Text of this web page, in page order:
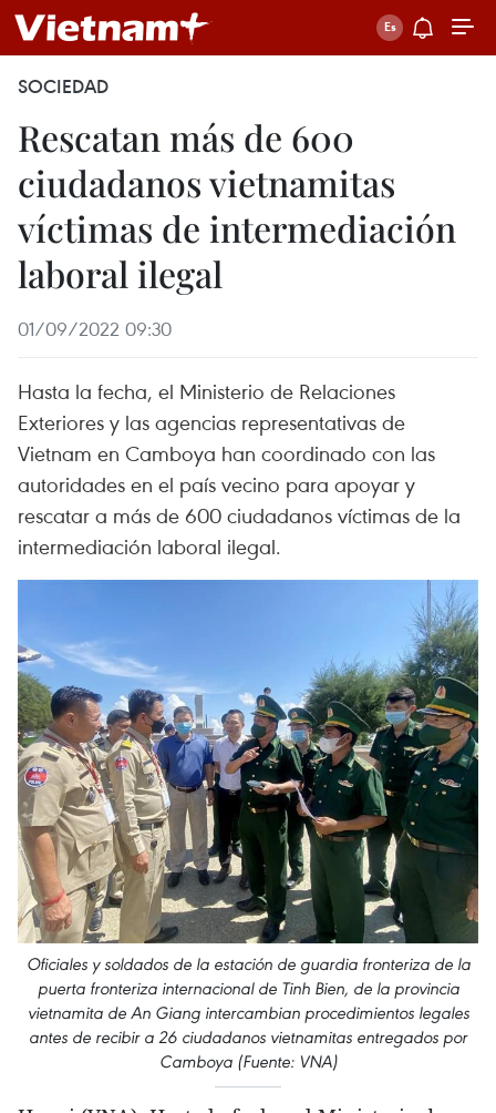
SOCIEDAD
Rescatan más de 600
ciudadanos vietnamitas
víctimas de intermediación
laboral ilegal
01/09/2022 09:30
Hasta la fecha, el Ministerio de Relaciones
Exteriores y las agencias representativas de
Vietnam en Camboya han coordinado con las
autoridades en el país vecino para apoyar y
rescatar a más de 600 ciudadanos víctimas de la
intermediación laboral ilegal.
Oficiales y soldados de la estación de guardia fronteriza de la
puerta fronteriza internacional de Tinh Bien, de la provincia
vietnamita de An Giang intercambian procedimientos legales
antes de recibir a 26 ciudadanos vietnamitas entregados por
Camboya (Fuente: VNA)